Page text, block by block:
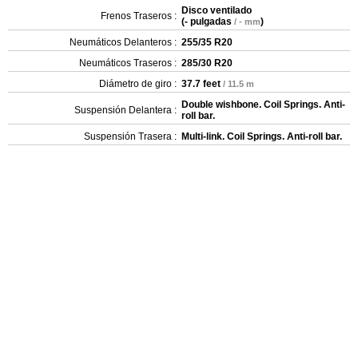
Frenos Traseros : Disco ventilado
(- pulgadas / - mm)
Neumáticos Delanteros : 255/35 R20
Neumáticos Traseros : 285/30 R20
Diámetro de giro : 37.7 feet / 11.5 m
Suspensión Delantera : Double wishbone. Coil Springs. Anti-
roll bar.
Suspensión Trasera : Multi-link. Coil Springs. Anti-roll bar.